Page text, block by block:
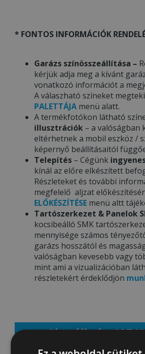
* FONTOS INFORMÁCIÓK
Garázs színösszeállítása –
kérjük adja meg a kívánt
vonatkozó információt a
A válaszható színeket
PALETTÁJA menü alatt.
A termékfotókon látható
illusztrációk – a valóságban
eltérhetnek a mobil eszköz /
képernyő beállításaitól
Telepítés – Cégünk
kínál az előre elkészített
Részleteket és további
megfelelő aljzat
ELŐKÉSZÍTÉSE menü altt
Tartószerkezet & Panelok
kocsibeálló SMK
mennyisége számos
garázs hosszától és
valóságban kevesebb vagy
mint ami a vizualizációban
részletekért érdeklődjön
Aktuális ár: